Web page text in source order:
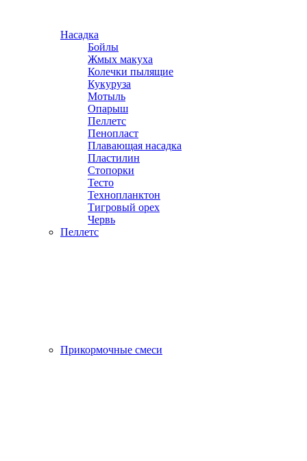
Насадка
Бойлы
Жмых макуха
Колечки пылящие
Кукуруза
Мотыль
Опарыш
Пеллетс
Пенопласт
Плавающая насадка
Пластилин
Стопорки
Тесто
Технопланктон
Тигровый орех
Червь
Пеллетс
Прикормочные смеси